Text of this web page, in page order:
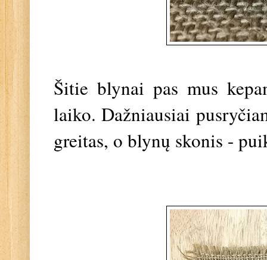
Šitie blynai pas mus
laiko. Dažniausiai
greitas, o blynų skonis -